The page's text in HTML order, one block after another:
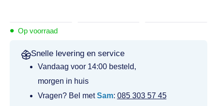
• Op voorraad
Snelle levering en service
Vandaag voor 14:00 besteld,
morgen in huis
Vragen? Bel metSam: 085 303 57 45